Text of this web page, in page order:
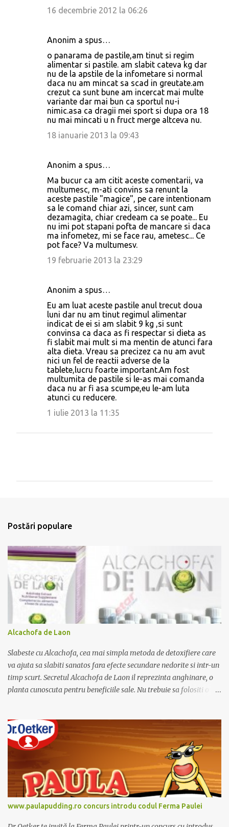
16 decembrie 2012 la 06:26
Anonim a spus…
o panarama de pastile,am tinut si regim
alimentar si pastile. am slabit cateva kg dar
nu de la apstile de la infometare si normal
daca nu am mincat sa scad in greutate.am
crezut ca sunt bune am incercat mai multe
variante dar mai bun ca sportul nu-i
nimic.asa ca dragii mei sport si dupa ora 18
nu mai mincati u n fruct merge altceva nu.
18 ianuarie 2013 la 09:43
Anonim a spus…
Ma bucur ca am citit aceste comentarii, va
multumesc, m-ati convins sa renunt la
aceste pastile "magice", pe care intentionam
sa le comand chiar azi, sincer, sunt cam
dezamagita, chiar credeam ca se poate... Eu
nu imi pot stapani pofta de mancare si daca
ma infometez, mi se face rau, ametesc... Ce
pot face? Va multumesv.
19 februarie 2013 la 23:29
Anonim a spus…
Eu am luat aceste pastile anul trecut doua
luni dar nu am tinut regimul alimentar
indicat de ei si am slabit 9 kg ,si sunt
convinsa ca daca as fi respectar si dieta as
fi slabit mai mult si ma mentin de atunci fara
alta dieta. Vreau sa precizez ca nu am avut
nici un fel de reactii adverse de la
tablete,lucru foarte important.Am fost
multumita de pastile si le-as mai comanda
daca nu ar fi asa scumpe,eu le-am luta
atunci cu reducere.
1 iulie 2013 la 11:35
m
e
ț
u
n
c
n
a
r
u
Postări populare
Alcachofa de Laon
Slabeste cu Alcachofa, cea mai simpla metoda de detoxifiere care
va ajuta sa slabiti sanatos fara efecte secundare nedorite si intr-un
timp scurt. Secretul Alcachofa de Laon il reprezinta anghinare, o
planta cunoscuta pentru beneficiile sale. Nu trebuie sa folositi o
www.paulapudding.ro concurs introdu codul Ferma Paulei